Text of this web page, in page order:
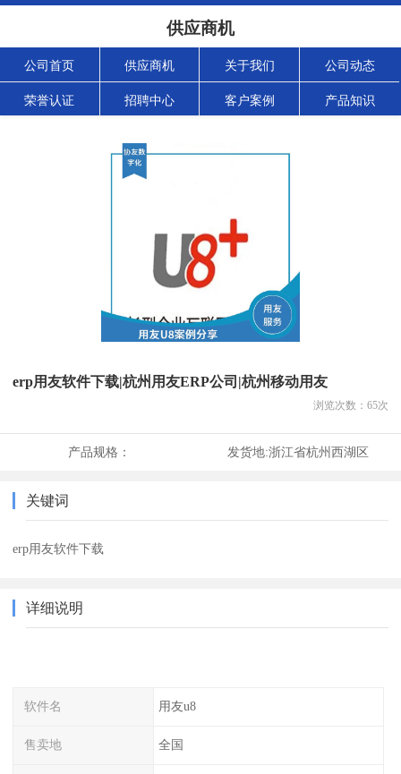
供应商机
公司首页 供应商机 关于我们 公司动态
荣誉认证 招聘中心 客户案例 产品知识
erp用友软件下载|杭州用友ERP公司|杭州移动用友
浏览次数： 65次
产品规格： 发货地:浙江省杭州西湖区
关键词
erp用友软件下载
详细说明
软件名 用友u8
售卖地 全国